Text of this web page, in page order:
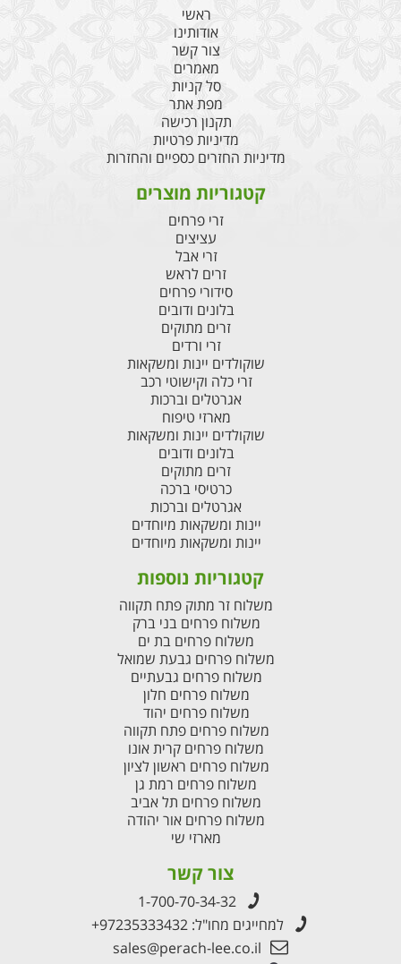
ראשי
אודותינו
צור קשר
מאמרים
סל קניות
מפת אתר
תקנון רכישה
מדיניות פרטיות
מדיניות החזרים כספיים והחזרות
קטגוריות מוצרים
זרי פרחים
עציצים
זרי אבל
זרים לראש
סידורי פרחים
בלונים ודובים
זרים מתוקים
זרי ורדים
שוקולדים יינות ומשקאות
זרי כלה וקישוטי רכב
אגרטלים וברכות
מארזי טיפוח
שוקולדים יינות ומשקאות
בלונים ודובים
זרים מתוקים
כרטיסי ברכה
אגרטלים וברכות
יינות ומשקאות מיוחדים
יינות ומשקאות מיוחדים
קטגוריות נוספות
משלוח זר מתוק פתח תקווה
משלוח פרחים בני ברק
משלוח פרחים בת ים
משלוח פרחים גבעת שמואל
משלוח פרחים גבעתיים
משלוח פרחים חלון
משלוח פרחים יהוד
משלוח פרחים פתח תקווה
משלוח פרחים קרית אונו
משלוח פרחים ראשון לציון
משלוח פרחים רמת גן
משלוח פרחים תל אביב
משלוח פרחים אור יהודה
מארזי שי
צור קשר
1-700-70-34-32
למחייגים מחו"ל:+97235333432
sales@perach-lee.co.il